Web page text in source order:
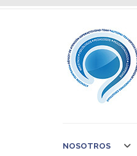
NOSOTROS